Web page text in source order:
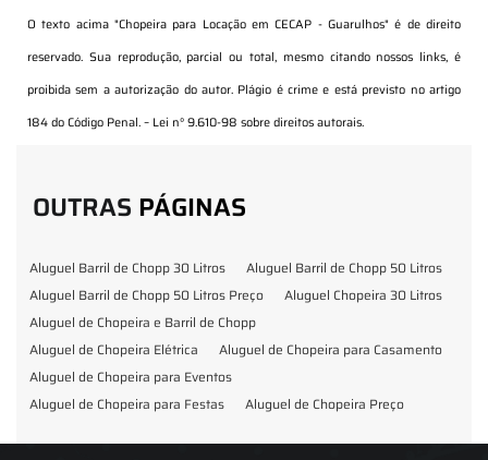
O texto acima "Chopeira para Locação em CECAP - Guarulhos" é de direito
reservado. Sua reprodução, parcial ou total, mesmo citando nossos links, é
proibida sem a autorização do autor. Plágio é crime e está previsto no artigo
184 do Código Penal. – Lei n° 9.610-98 sobre direitos autorais.
OUTRAS PÁGINAS
Aluguel Barril de Chopp 30 Litros
Aluguel Barril de Chopp 50 Litros
Aluguel Barril de Chopp 50 Litros Preço
Aluguel Chopeira 30 Litros
Aluguel de Chopeira e Barril de Chopp
Aluguel de Chopeira Elétrica
Aluguel de Chopeira para Casamento
Aluguel de Chopeira para Eventos
Aluguel de Chopeira para Festas
Aluguel de Chopeira Preço